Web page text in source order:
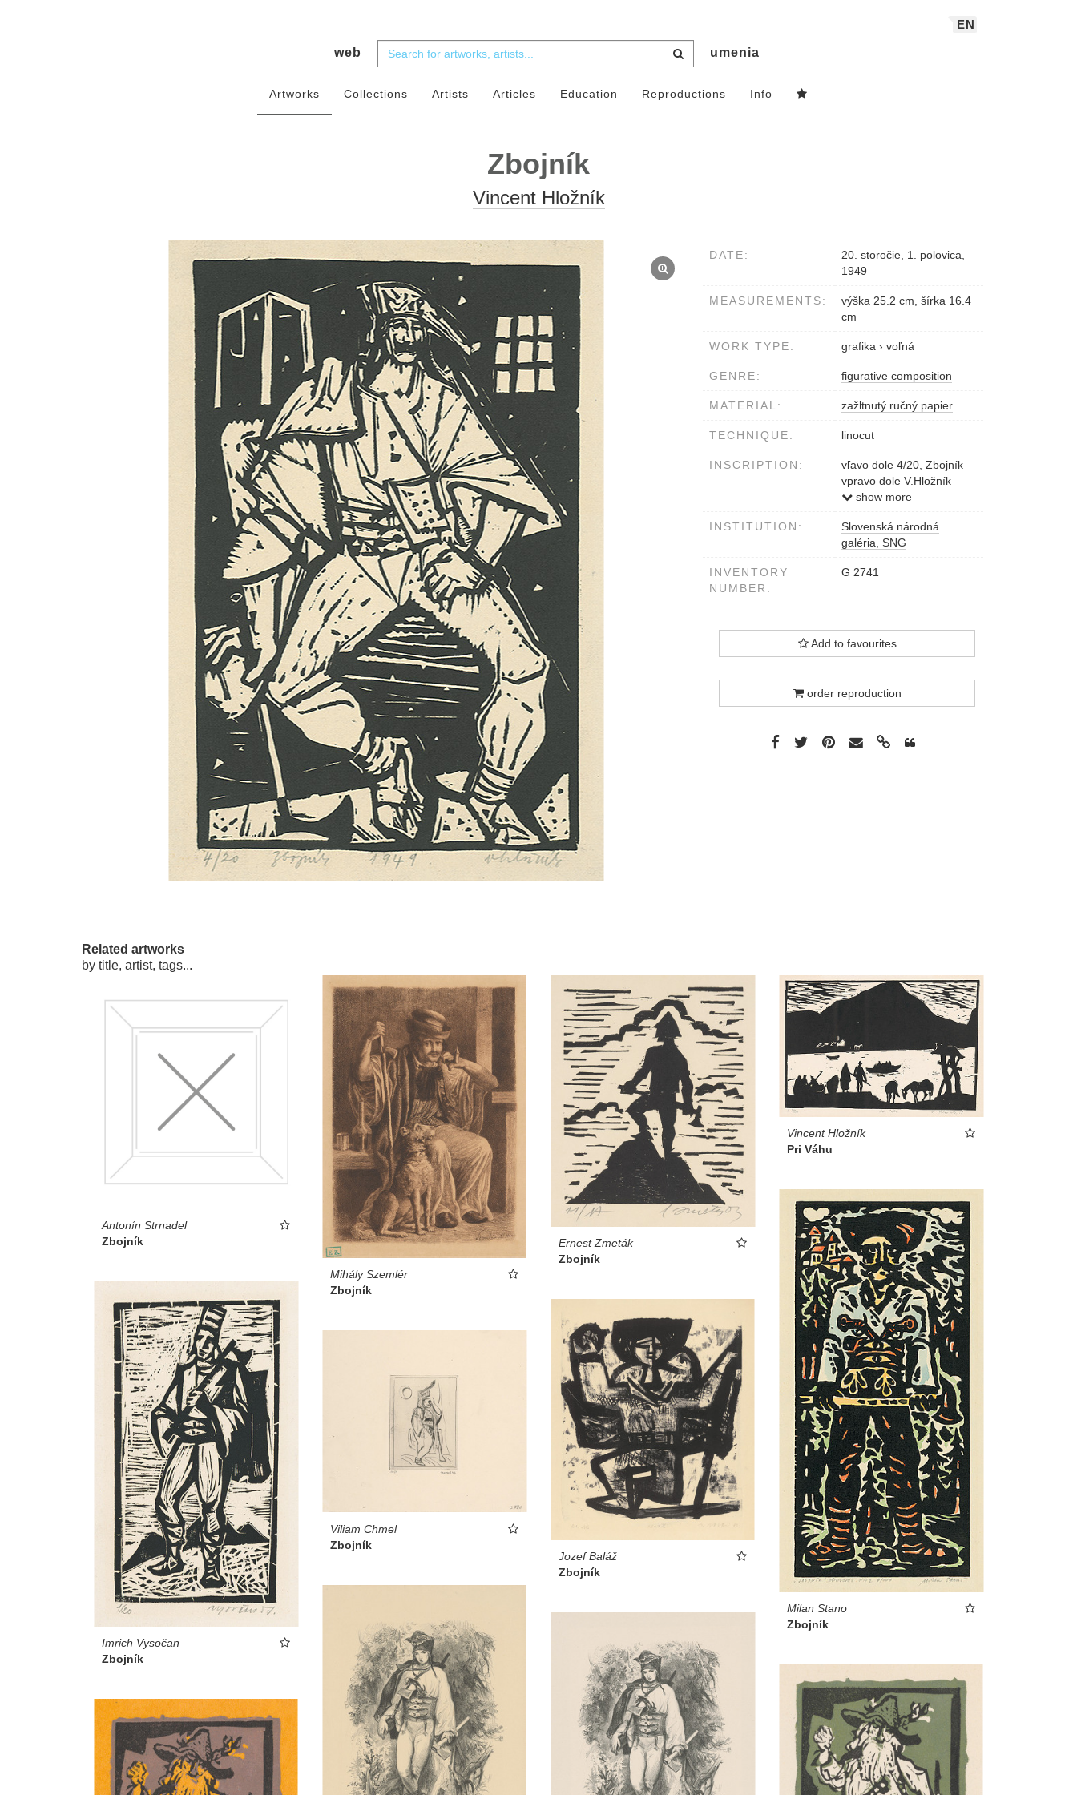
EN
web umenia
Artworks Collections Artists Articles Education Reproductions Info
Zbojník
Vincent Hložník
DATE:
20. storočie, 1. polovica,
1949
MEASUREMENTS:
výška 25.2 cm, šírka 16.4
cm
WORK TYPE: grafika › voľná
GENRE: figurative composition
MATERIAL: zažltnutý ručný papier
TECHNIQUE: linocut
INSCRIPTION:
vľavo dole 4/20, Zbojník
vpravo dole V.Hložník
1949show more
INSTITUTION:
Slovenská národná
galéria, SNG
INVENTORY
NUMBER:
G 2741
Add to favourites
order reproduction
Related artworks
by title, artist, tags...
Antonín Strnadel
Zbojník
Mihály Szemlér
Zbojník
Ernest Zmeták
Zbojník
Vincent Hložník
Pri Váhu
Milan Stano
Zbojník
Imrich Vysočan
Zbojník
Jozef Baláž
Zbojník
Viliam Chmel
Zbojník